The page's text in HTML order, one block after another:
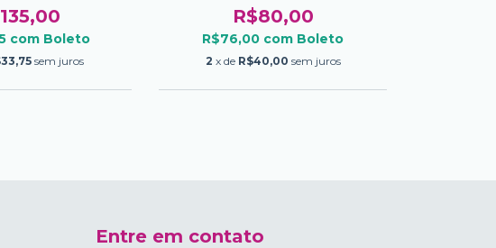
com Boleto
sem juros
R$80,00
R$76,00 com Boleto
2 x de R$40,00 sem juros
Entre em contato